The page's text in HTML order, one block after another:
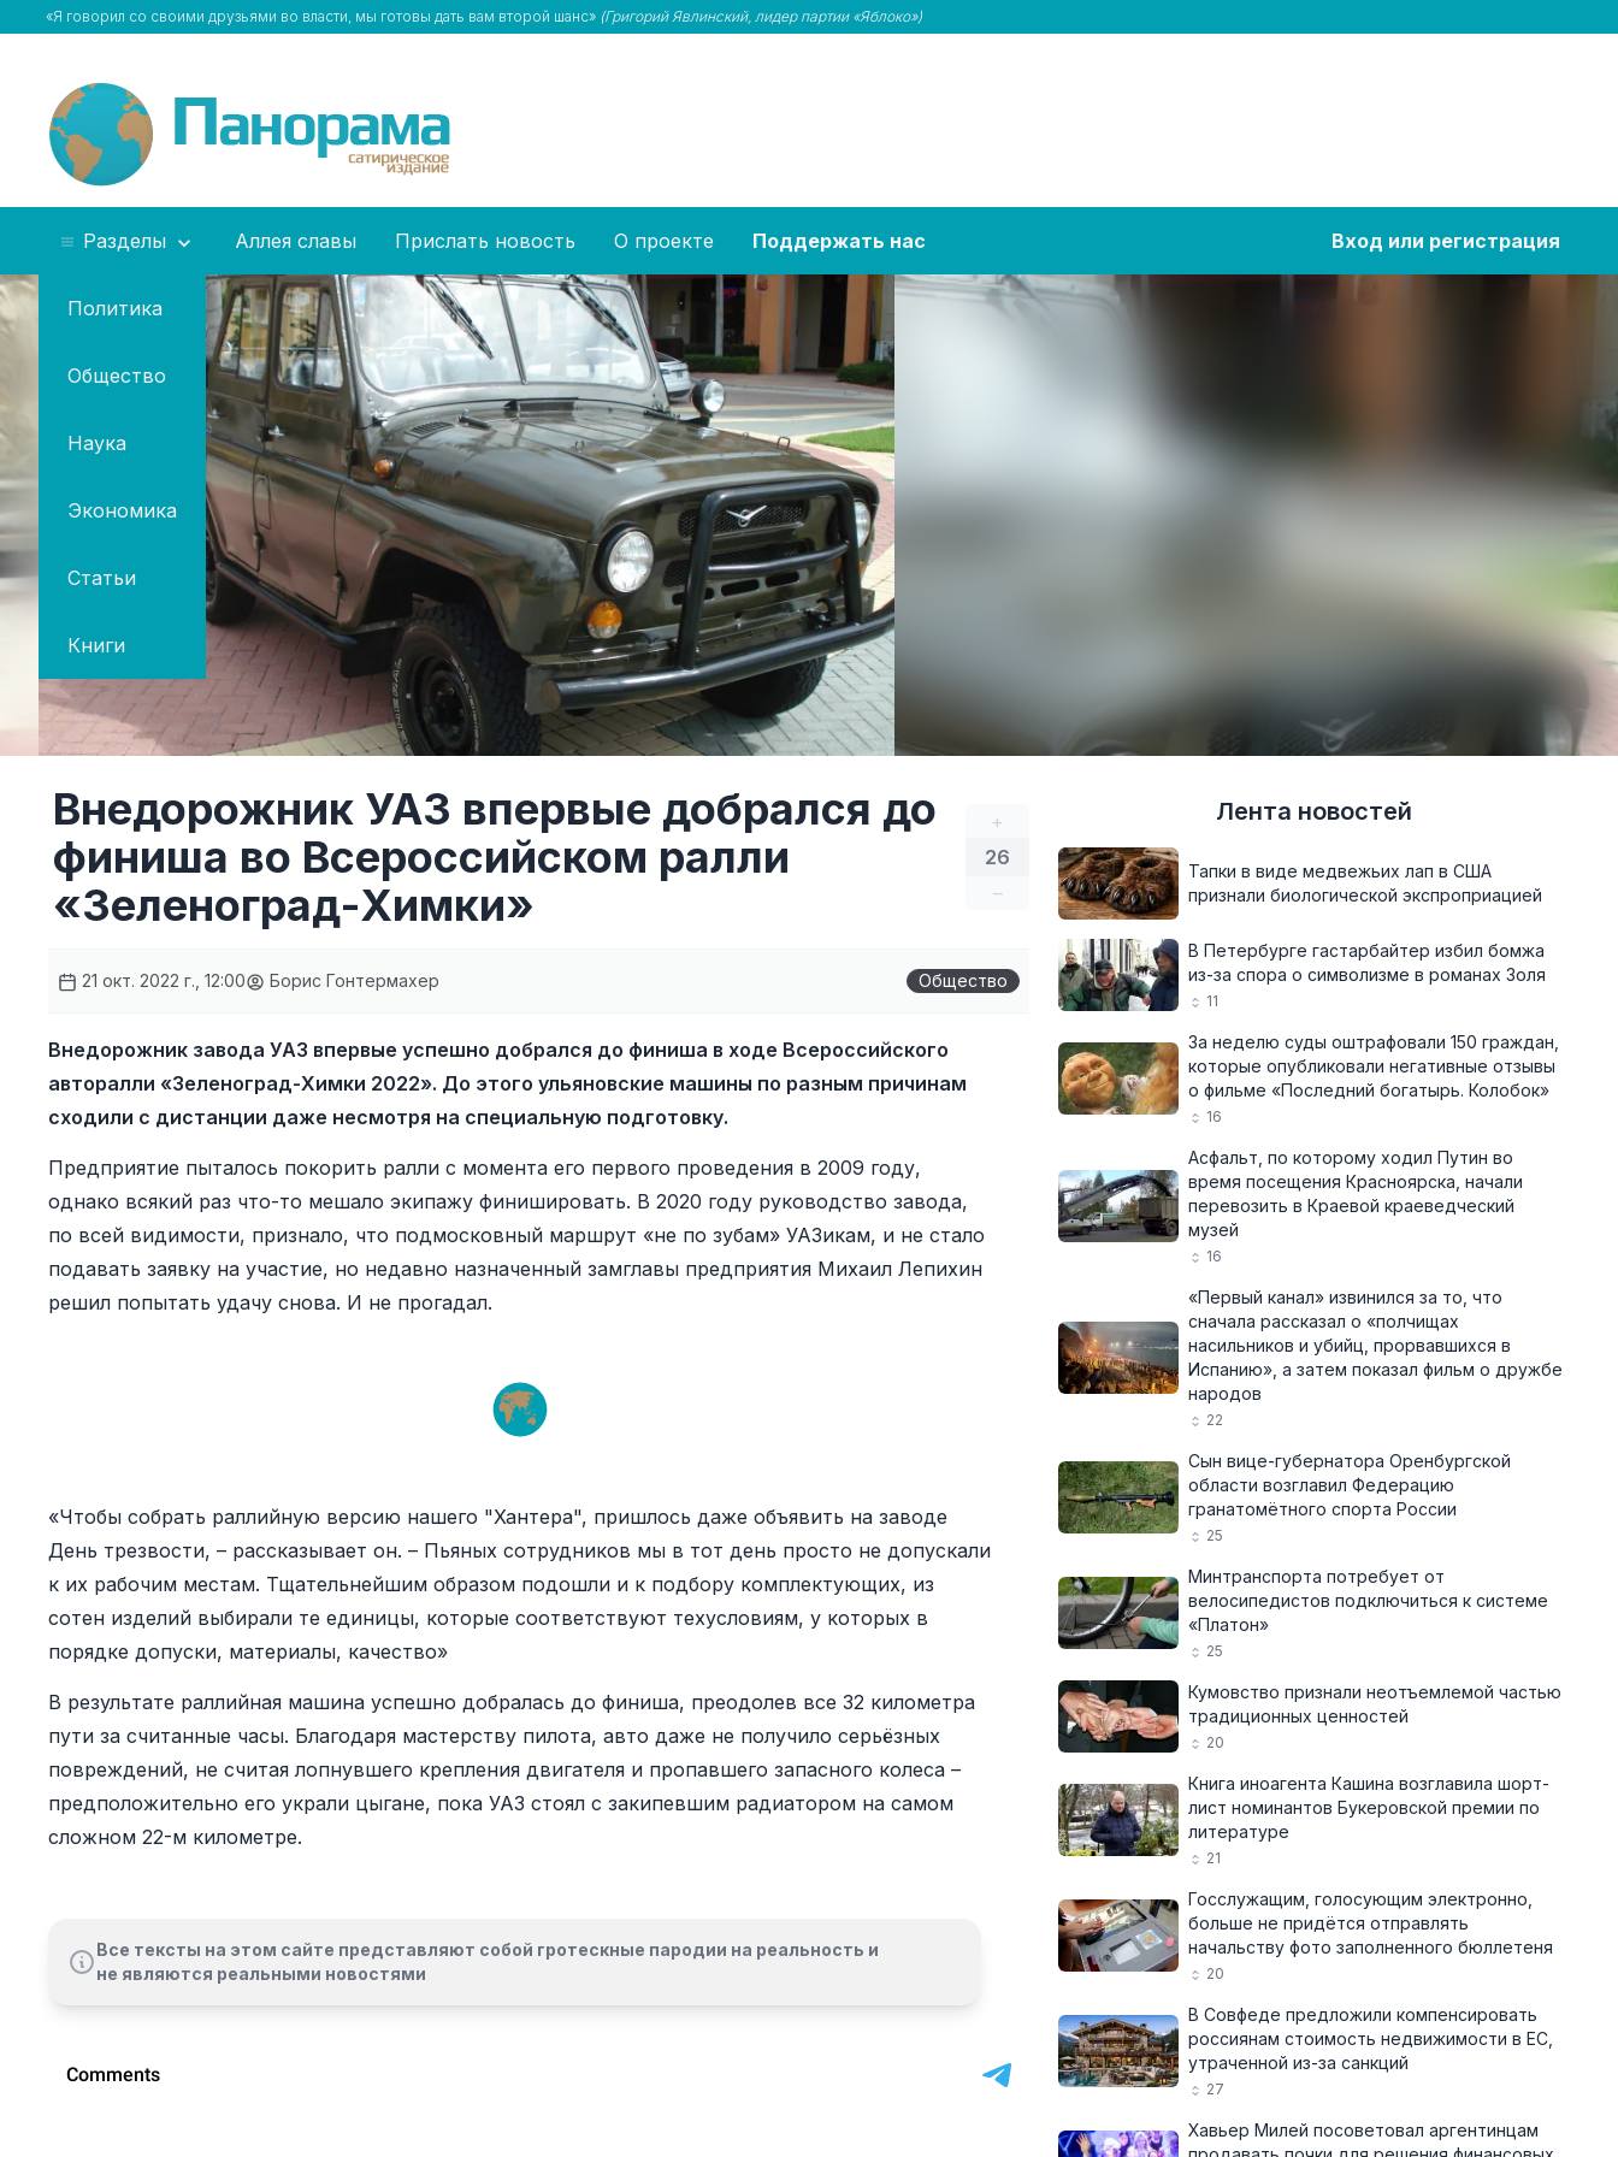
«Я говорил со своими друзьями во власти, мы готовы дать вам второй шанс» (Григорий Явлинский, лидер партии «Яблоко»)
Разделы
Политика
Общество
Наука
Экономика
Статьи
Книги
Аллея славы Прислать новость О проекте Поддержать нас Вход или регистрация
+
26
–
Внедорожник УАЗ впервые добрался до
финиша во Всероссийском ралли
«Зеленоград-Химки»
21 окт. 2022 г., 12:00 Борис Гонтермахер Общество
Внедорожник завода УАЗ впервые успешно добрался до финиша в ходе Всероссийского
авторалли «Зеленоград-Химки 2022». До этого ульяновские машины по разным причинам
сходили с дистанции даже несмотря на специальную подготовку.
Предприятие пыталось покорить ралли с момента его первого проведения в 2009 году,
однако всякий раз что-то мешало экипажу финишировать. В 2020 году руководство завода,
по всей видимости, признало, что подмосковный маршрут «не по зубам» УАЗикам, и не стало
подавать заявку на участие, но недавно назначенный замглавы предприятия Михаил Лепихин
решил попытать удачу снова. И не прогадал.
«Чтобы собрать раллийную версию нашего "Хантера", пришлось даже объявить на заводе
День трезвости, – рассказывает он. – Пьяных сотрудников мы в тот день просто не допускали
к их рабочим местам. Тщательнейшим образом подошли и к подбору комплектующих, из
сотен изделий выбирали те единицы, которые соответствуют техусловиям, у которых в
порядке допуски, материалы, качество»
В результате раллийная машина успешно добралась до финиша, преодолев все 32 километра
пути за считанные часы. Благодаря мастерству пилота, авто даже не получило серьёзных
повреждений, не считая лопнувшего крепления двигателя и пропавшего запасного колеса –
предположительно его украли цыгане, пока УАЗ стоял с закипевшим радиатором на самом
сложном 22-м километре.
Все тексты на этом сайте представляют собой гротескные пародии на реальность и
не являются реальными новостями
Лента новостей
Тапки в виде медвежьих лап в США
признали биологической экспроприацией
В Петербурге гастарбайтер избил бомжа
из-за спора о символизме в романах Золя
11
За неделю суды оштрафовали 150 граждан,
которые опубликовали негативные отзывы
о фильме «Последний богатырь. Колобок»
16
Асфальт, по которому ходил Путин во
время посещения Красноярска, начали
перевозить в Краевой краеведческий
музей
16
«Первый канал» извинился за то, что
сначала рассказал о «полчищах
насильников и убийц, прорвавшихся в
Испанию», а затем показал фильм о дружбе
народов
22
Сын вице-губернатора Оренбургской
области возглавил Федерацию
гранатомётного спорта России
25
Минтранспорта потребует от
велосипедистов подключиться к системе
«Платон»
25
Кумовство признали неотъемлемой частью
традиционных ценностей
20
Книга иноагента Кашина возглавила шорт-
лист номинантов Букеровской премии по
литературе
21
Госслужащим, голосующим электронно,
больше не придётся отправлять
начальству фото заполненного бюллетеня
20
В Совфеде предложили компенсировать
россиянам стоимость недвижимости в ЕС,
утраченной из-за санкций
27
Хавьер Милей посоветовал аргентинцам